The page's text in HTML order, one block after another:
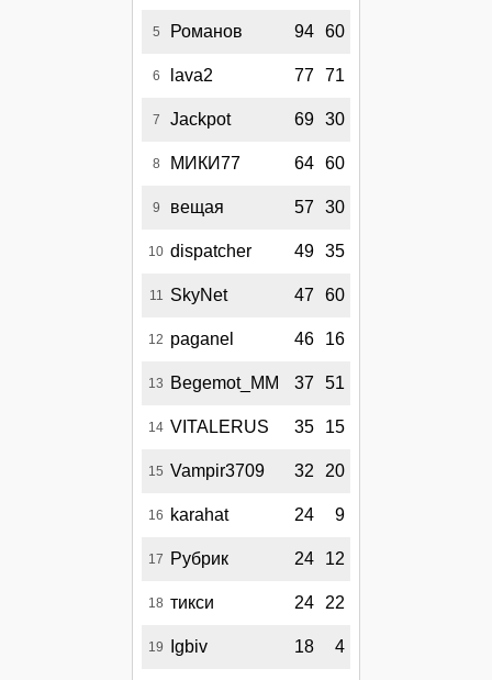
5 Романов 94 60
6 lava2 77 71
7 Jackpot 69 30
8 МИКИ77 64 60
9 вещая 57 30
10 dispatcher 49 35
11 SkyNet 47 60
12 paganel 46 16
13 Begemot_MM 37 51
14 VITALERUS 35 15
15 Vampir3709 32 20
16 karahat 24 9
17 Рубрик 24 12
18 тикси 24 22
19 Igbiv 18 4